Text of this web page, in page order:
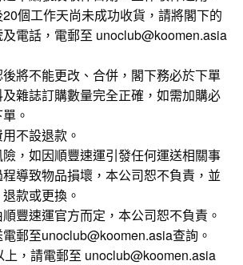
個工作天尚未成功收貨，請將閣下的
電話，電郵至 unoclub@koomen.asia
將不能更改、合併，閣下務必於下單
雜誌訂購數量完全正確，如需加購必
。
不設退款。
，如因順豐速運引發任何運送相關事
導致物品損壞，本公司恕不負責，並
款或更換。
豐速運官方而定，本公司恕不負責。
郵至unoclub@koomen.asia查詢。
上，請電郵至 unoclub@koomen.asia